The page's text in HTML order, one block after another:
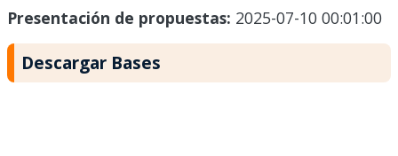
Presentación de propuestas: 2025-07-10 00:01:00
Descargar Bases